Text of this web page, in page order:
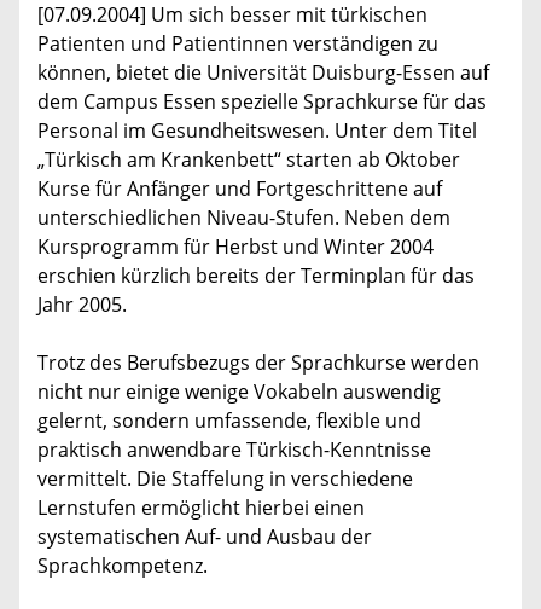
[07.09.2004] Um sich besser mit türkischen
Patienten und Patientinnen verständigen zu
können, bietet die Universität Duisburg-Essen auf
dem Campus Essen spezielle Sprachkurse für das
Personal im Gesundheitswesen. Unter dem Titel
„Türkisch am Krankenbett“ starten ab Oktober
Kurse für Anfänger und Fortgeschrittene auf
unterschiedlichen Niveau-Stufen. Neben dem
Kursprogramm für Herbst und Winter 2004
erschien kürzlich bereits der Terminplan für das
Jahr 2005.
Trotz des Berufsbezugs der Sprachkurse werden
nicht nur einige wenige Vokabeln auswendig
gelernt, sondern umfassende, flexible und
praktisch anwendbare Türkisch-Kenntnisse
vermittelt. Die Staffelung in verschiedene
Lernstufen ermöglicht hierbei einen
systematischen Auf- und Ausbau der
Sprachkompetenz.